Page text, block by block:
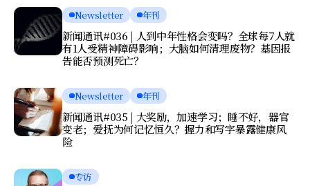
Newsletter 年刊
新闻通讯#036 | 人到中年性格会变吗？全球每7人就
有1人受精神障碍影响；大脑如何清理废物？基因报
告能否预测死亡？
Newsletter 年刊
新闻通讯#035 | 大奖励，加速学习；睡不好，器官
变老；爱抚为何记忆恒久？握力和写字暴露健康风
险
专访